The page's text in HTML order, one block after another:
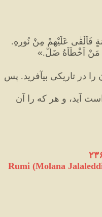
فَاَلْقٰى عَلَيْهِمْ مِنْ نُورِهِ.
مَنْ اَخْطَأَهُ ضَلَّ.»
Rumi (Molana